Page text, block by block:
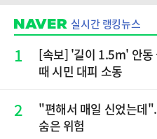
실시간 랭킹뉴스
1
[속보] '길이 1.5m' 안
때 시민 대피 소동
2
"편해서 매일 신었는데
숨은 위험